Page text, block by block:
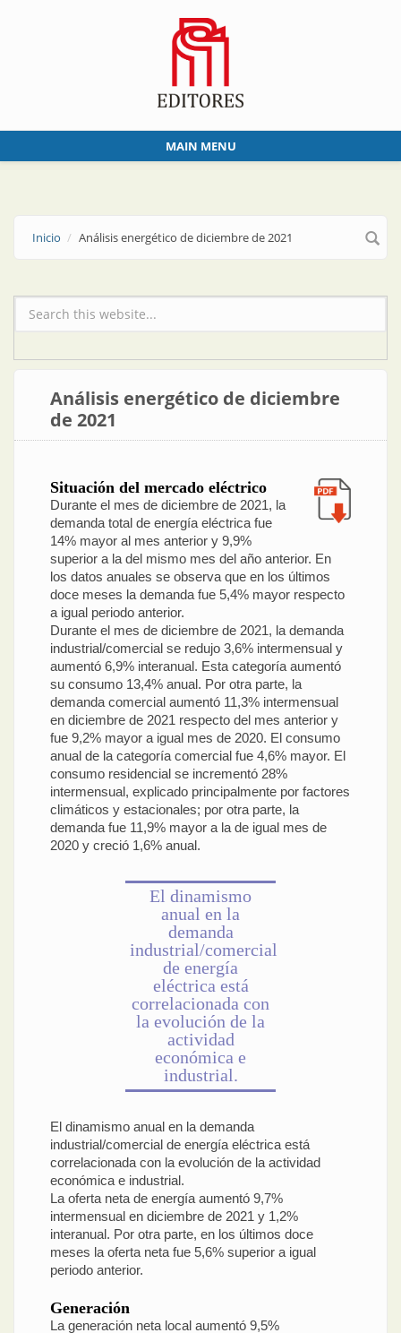
MAIN MENU
Inicio Análisis energético de diciembre de 2021
Formulario de búsqueda
Análisis energético de diciembre
de 2021
Situación del mercado eléctrico
Durante el mes de diciembre de 2021, la
demanda total de energía eléctrica fue
14% mayor al mes anterior y 9,9%
superior a la del mismo mes del año anterior. En
los datos anuales se observa que en los últimos
doce meses la demanda fue 5,4% mayor respecto
a igual periodo anterior.
Durante el mes de diciembre de 2021, la demanda
industrial/comercial se redujo 3,6% intermensual y
aumentó 6,9% interanual. Esta categoría aumentó
su consumo 13,4% anual. Por otra parte, la
demanda comercial aumentó 11,3% intermensual
en diciembre de 2021 respecto del mes anterior y
fue 9,2% mayor a igual mes de 2020. El consumo
anual de la categoría comercial fue 4,6% mayor. El
consumo residencial se incrementó 28%
intermensual, explicado principalmente por factores
climáticos y estacionales; por otra parte, la
demanda fue 11,9% mayor a la de igual mes de
2020 y creció 1,6% anual.
El dinamismo
anual en la
demanda
industrial/comercial
de energía
eléctrica está
correlacionada con
la evolución de la
actividad
económica e
industrial.
El dinamismo anual en la demanda
industrial/comercial de energía eléctrica está
correlacionada con la evolución de la actividad
económica e industrial.
La oferta neta de energía aumentó 9,7%
intermensual en diciembre de 2021 y 1,2%
interanual. Por otra parte, en los últimos doce
meses la oferta neta fue 5,6% superior a igual
periodo anterior.
Generación
La generación neta local aumentó 9,5%